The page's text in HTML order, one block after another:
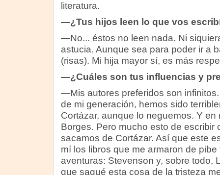
literatura.
—¿Tus hijos leen lo que vos
—No... éstos no leen nada. Ni
astucia. Aunque sea para poder ir a
(risas). Mi hija mayor sí, es más
—¿Cuáles son tus influencias y
—Mis autores preferidos son
de mi generación, hemos sido
Cortázar, aunque lo neguemos. Y en
Borges. Pero mucho esto de escribir
sacamos de Cortázar. Así que este
mí los libros que me armaron de
aventuras: Stevenson y, sobre todo,
que saqué esta cosa de la tristeza